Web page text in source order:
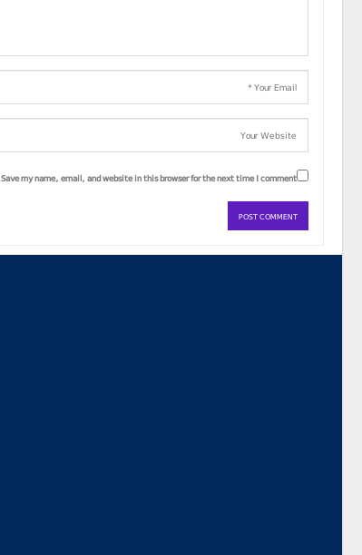
Save my name, email, and website in this browser for the next time I comment.